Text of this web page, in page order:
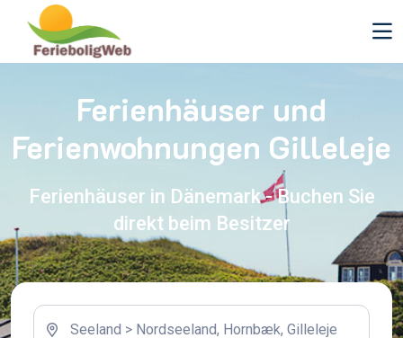
Ferienhäuser und
Ferienwohnungen Gilleleje
Ferienhäuser in Dänemark - Buchen Sie
direkt beim Besitzer